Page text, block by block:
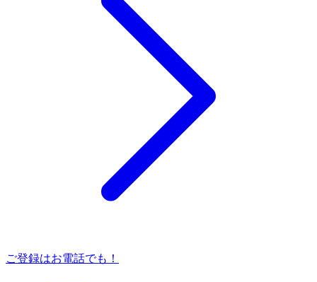
ご登録はお電話でも！